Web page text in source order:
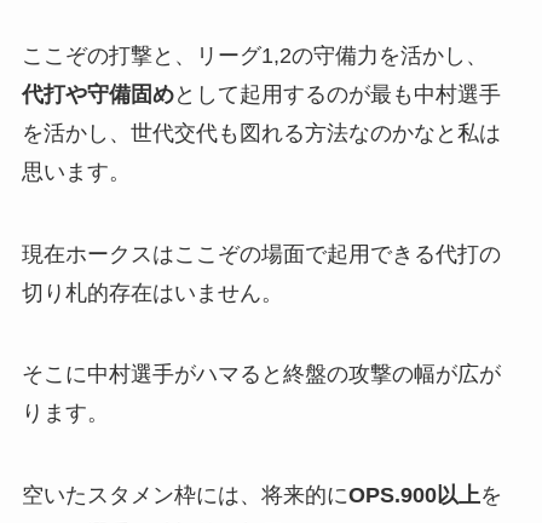
ここぞの打撃と、リーグ1,2の守備力を活かし、
代打や守備固めとして起用するのが最も中村選手
を活かし、世代交代も図れる方法なのかなと私は
思います。
現在ホークスはここぞの場面で起用できる代打の
切り札的存在はいません。
そこに中村選手がハマると終盤の攻撃の幅が広が
ります。
空いたスタメン枠には、将来的にOPS.900以上を